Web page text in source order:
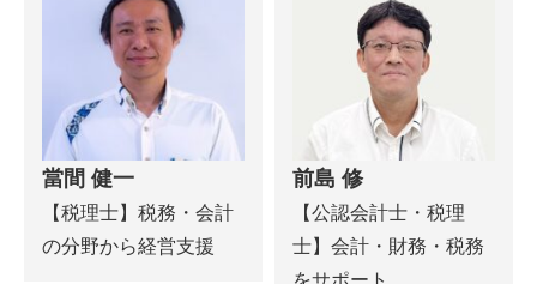
當間 健一
【税理士】税務・会計
の分野から経営支援
前島 修
【公認会計士・税理
士】会計・財務・税務
をサポート